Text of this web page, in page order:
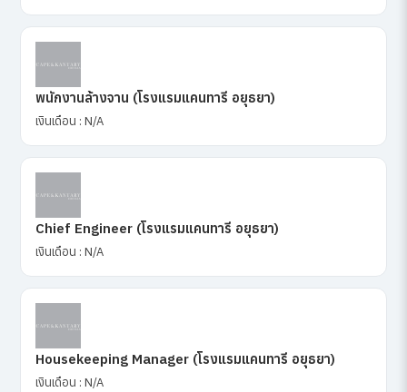
พนักงานล้างจาน (โรงแรมแคนทารี อยุธยา)
เงินเดือน : N/A
Chief Engineer (โรงแรมแคนทารี อยุธยา)
เงินเดือน : N/A
Housekeeping Manager (โรงแรมแคนทารี อยุธยา)
เงินเดือน : N/A